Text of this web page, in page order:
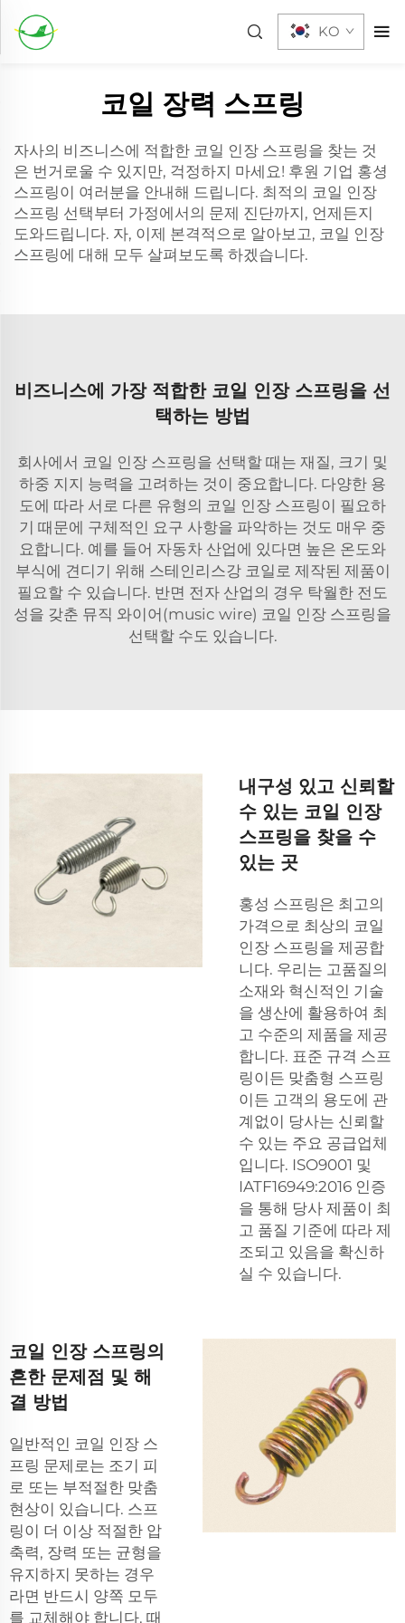
KO
코일 장력 스프링
자사의 비즈니스에 적합한 코일 인장 스프링을 찾는 것
은 번거로울 수 있지만, 걱정하지 마세요! 후원 기업 홍셩
스프링이 여러분을 안내해 드립니다. 최적의 코일 인장
스프링 선택부터 가정에서의 문제 진단까지, 언제든지
도와드립니다. 자, 이제 본격적으로 알아보고, 코일 인장
스프링에 대해 모두 살펴보도록 하겠습니다.
비즈니스에 가장 적합한 코일 인장 스프링을 선
택하는 방법
회사에서 코일 인장 스프링을 선택할 때는 재질, 크기 및
하중 지지 능력을 고려하는 것이 중요합니다. 다양한 용
도에 따라 서로 다른 유형의 코일 인장 스프링이 필요하
기 때문에 구체적인 요구 사항을 파악하는 것도 매우 중
요합니다. 예를 들어 자동차 산업에 있다면 높은 온도와
부식에 견디기 위해 스테인리스강 코일로 제작된 제품이
필요할 수 있습니다. 반면 전자 산업의 경우 탁월한 전도
성을 갖춘 뮤직 와이어(music wire) 코일 인장 스프링을
선택할 수도 있습니다.
내구성 있고 신뢰할
수 있는 코일 인장
스프링을 찾을 수
있는 곳
홍성 스프링은 최고의
가격으로 최상의 코일
인장 스프링을 제공합
니다. 우리는 고품질의
소재와 혁신적인 기술
을 생산에 활용하여 최
고 수준의 제품을 제공
합니다. 표준 규격 스프
링이든 맞춤형 스프링
이든 고객의 용도에 관
계없이 당사는 신뢰할
수 있는 주요 공급업체
입니다. ISO9001 및
IATF16949:2016 인증
을 통해 당사 제품이 최
고 품질 기준에 따라 제
조되고 있음을 확신하
실 수 있습니다.
코일 인장 스프링의
흔한 문제점 및 해
결 방법
일반적인 코일 인장 스
프링 문제로는 조기 피
로 또는 부적절한 맞춤
현상이 있습니다. 스프
링이 더 이상 적절한 압
축력, 장력 또는 균형을
유지하지 못하는 경우
라면 반드시 양쪽 모두
를 교체해야 합니다. 때